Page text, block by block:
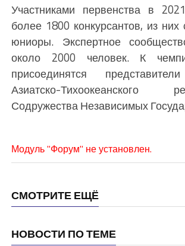
Участниками первенства в
более 1800 конкурсантов, из
юниоры. Экспертное
около 2000 человек. К
присоединятся
Азиатско-
Содружества Независимых
Модуль "Форум" не установлен.
СМОТРИТЕ ЕЩЁ
НОВОСТИ ПО ТЕМЕ